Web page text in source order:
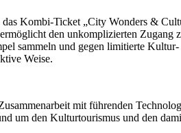
Kombi-Ticket „City Wonders &
den unkomplizierten
sammeln und gegen limitierte
Weise.
mit führenden
um den Kulturtourismus und den